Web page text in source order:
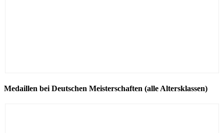
Medaillen bei Deutschen Meisterschaften (alle Altersklassen)